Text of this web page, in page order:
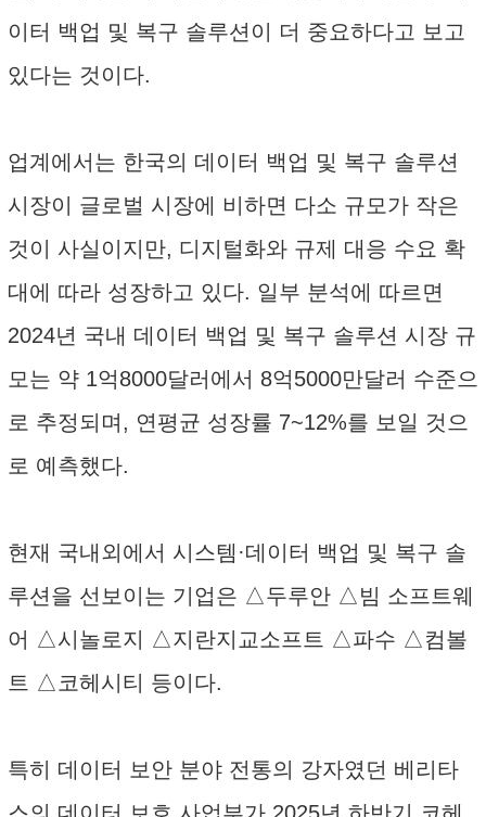
이터 백업 및 복구 솔루션이 더 중요하다고 보고
있다는 것이다.
업계에서는 한국의 데이터 백업 및 복구 솔루션
시장이 글로벌 시장에 비하면 다소 규모가 작은
것이 사실이지만, 디지털화와 규제 대응 수요 확
대에 따라 성장하고 있다. 일부 분석에 따르면
2024년 국내 데이터 백업 및 복구 솔루션 시장 규
모는 약 1억8000달러에서 8억5000만달러 수준으
로 추정되며, 연평균 성장률 7~12%를 보일 것으
로 예측했다.
현재 국내외에서 시스템·데이터 백업 및 복구 솔
루션을 선보이는 기업은 △두루안 △빔 소프트웨
어 △시놀로지 △지란지교소프트 △파수 △컴볼
트 △코헤시티 등이다.
특히 데이터 보안 분야 전통의 강자였던 베리타